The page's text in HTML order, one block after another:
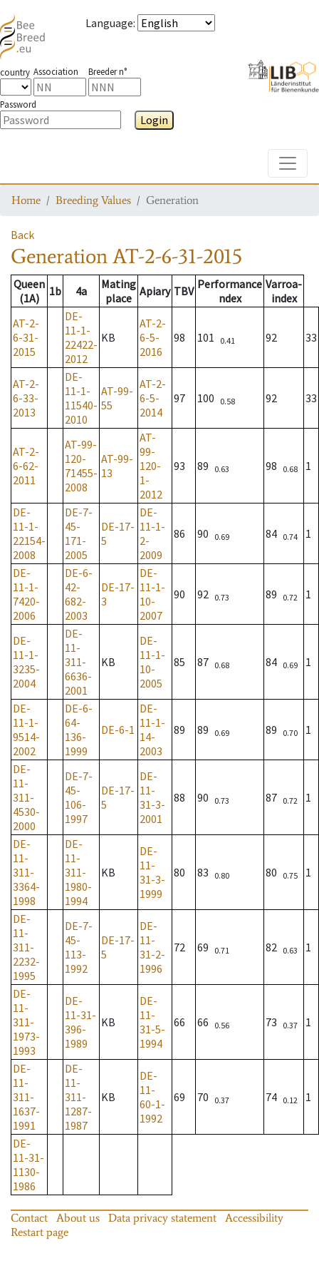
Language:
country Association Breeder n°
Password
Login
Home Breeding Values Generation
Back
GenerationAT-2-6-31-2015
Queen
(1A)
1b 4a
Mating
place Apiary TBV Performance
ndex
Varroa-
index
AT-2-
6-31-
2015
DE-
11-1-
22422-
2012
KB
AT-2-
6-5-
2016
98 101 0.41 92 33
AT-2-
6-33-
2013
DE-
11-1-
11540-
2010
AT-99-
55
AT-2-
6-5-
2014
97 100 0.58 92 33
AT-2-
6-62-
2011
AT-99-
120-
71455-
2008
AT-99-
13
AT-
99-
120-
1-
2012
93 89 0.63 98 0.68 1
DE-
11-1-
22154-
2008
DE-7-
45-
171-
2005
DE-17-
5
DE-
11-1-
2-
2009
86 90 0.69 84 0.74 1
DE-
11-1-
7420-
2006
DE-6-
42-
682-
2003
DE-17-
3
DE-
11-1-
10-
2007
90 92 0.73 89 0.72 1
DE-
11-1-
3235-
2004
DE-
11-
311-
6636-
2001
KB
DE-
11-1-
10-
2005
85 87 0.68 84 0.69 1
DE-
11-1-
9514-
2002
DE-6-
64-
136-
1999
DE-6-1
DE-
11-1-
14-
2003
89 89 0.69 89 0.70 1
DE-
11-
311-
4530-
2000
DE-7-
45-
106-
1997
DE-17-
5
DE-
11-
31-3-
2001
88 90 0.73 87 0.72 1
DE-
11-
311-
3364-
1998
DE-
11-
311-
1980-
1994
KB
DE-
11-
31-3-
1999
80 83 0.80 80 0.75 1
DE-
11-
311-
2232-
1995
DE-7-
45-
113-
1992
DE-17-
5
DE-
11-
31-2-
1996
72 69 0.71 82 0.63 1
DE-
11-
311-
1973-
1993
DE-
11-31-
396-
1989
KB
DE-
11-
31-5-
1994
66 66 0.56 73 0.37 1
DE-
11-
311-
1637-
1991
DE-
11-
311-
1287-
1987
KB
DE-
11-
60-1-
1992
69 70 0.37 74 0.12 1
DE-
11-31-
1130-
1986
Contact About us Data privacy statement
Accessibility
Restart page